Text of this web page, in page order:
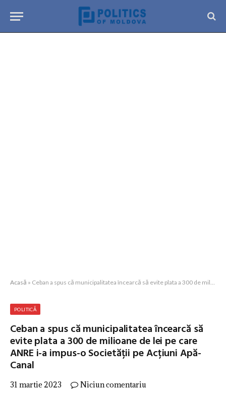
Acasă » Ceban a spus că municipalitatea încearcă să evite plata a 300 de milioane de lei pe care ANRE i-a impus-o Societății pe Acțiuni Apă-Canal
POLITICĂ
Ceban a spus că municipalitatea încearcă să
evite plata a 300 de milioane de lei pe care
ANRE i-a impus-o Societății pe Acțiuni Apă-
Canal
31 martie 2023 Niciun comentariu